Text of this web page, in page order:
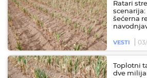
Ratari
scenarija:
šećerna
VESTI
Toplotni
dve